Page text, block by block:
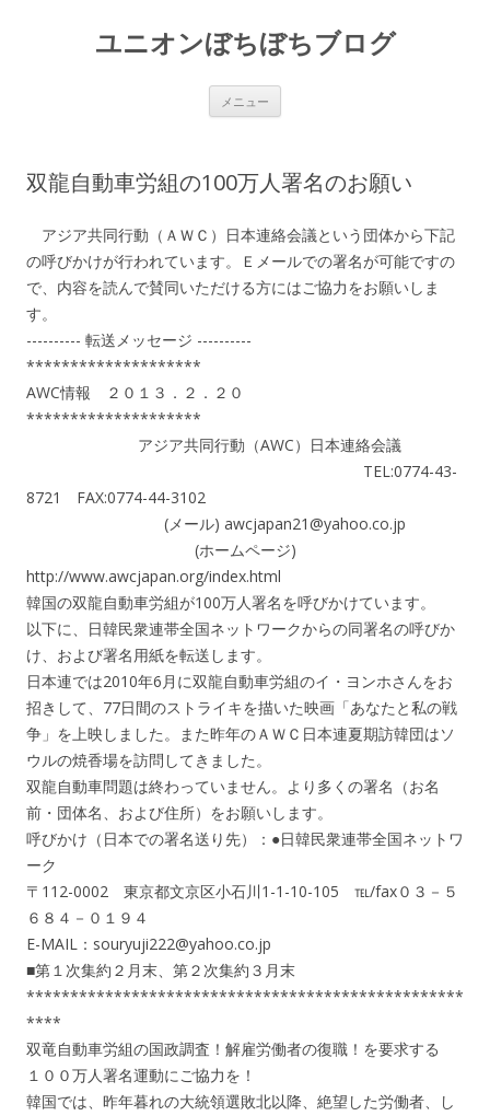
ユニオンぼちぼちブログ
メニュー
へ
ス
キ
プ
双龍自動車労組の100万人署名のお願い
アジア共同行動（ＡＷＣ）日本連絡会議という団体から下記
の呼びかけが行われています。Ｅメールでの署名が可能ですの
で、内容を読んで賛同いただける方にはご協力をお願いしま
す。
---------- 転送メッセージ ----------
********************
AWC情報 ２０１３．２．２０
********************
アジア共同行動（AWC）日本連絡会議
TEL:0774-43-
8721 FAX:0774-44-3102
(メール) awcjapan21@yahoo.co.jp
(ホームページ)
http://www.awcjapan.org/index.html
韓国の双龍自動車労組が100万人署名を呼びかけています。
以下に、日韓民衆連帯全国ネットワークからの同署名の呼びか
け、および署名用紙を転送します。
日本連では2010年6月に双龍自動車労組のイ・ヨンホさんをお
招きして、77日間のストライキを描いた映画「あなたと私の戦
争」を上映しました。また昨年のＡＷＣ日本連夏期訪韓団はソ
ウルの焼香場を訪問してきました。
双龍自動車問題は終わっていません。より多くの署名（お名
前・団体名、および住所）をお願いします。
呼びかけ（日本での署名送り先）：●日韓民衆連帯全国ネットワ
ーク
〒112-0002 東京都文京区小石川1-1-10-105 ℡/fax０３－５
６８４－０１９４
E-MAIL：souryuji222@yahoo.co.jp
■第１次集約２月末、第２次集約３月末
**************************************************
****
双竜自動車労組の国政調査！解雇労働者の復職！を要求する
１００万人署名運動にご協力を！
韓国では、昨年暮れの大統領選敗北以降、絶望した労働者、し